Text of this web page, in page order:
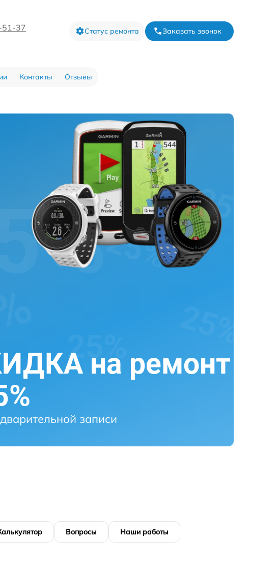
51-37 Статус ремонта Заказать звонок
Контакты Отзывы
на ремонт
записи
Вопросы Наши работы